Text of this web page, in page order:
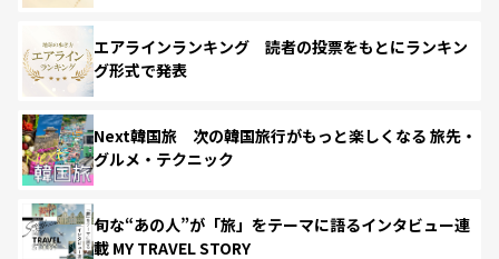
エアラインランキング 読者の投票をもとにランキン
グ形式で発表
Next韓国旅 次の韓国旅行がもっと楽しくなる 旅先・
グルメ・テクニック
旬な“あの人”が「旅」をテーマに語るインタビュー連
載 MY TRAVEL STORY